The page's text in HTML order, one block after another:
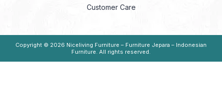
Customer Care
Copyright © 2026 Niceliving Furniture – Furniture Jepara – Indonesian
Furniture. All rights reserved.